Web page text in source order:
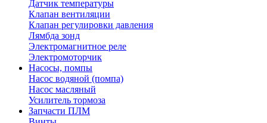
Датчик температуры
Клапан вентиляции
Клапан регулировки давления
Лямбда зонд
Электромагнитное реле
Электромоторчик
Насосы, помпы
Насос водяной (помпа)
Насос масляный
Усилитель тормоза
Запчасти ПЛМ